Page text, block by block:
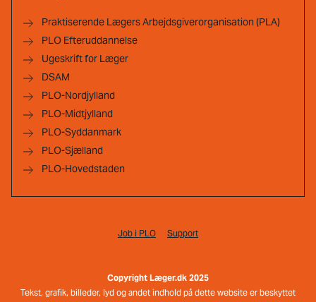
Praktiserende Lægers Arbejdsgiverorganisation (PLA)
PLO Efteruddannelse
Ugeskrift for Læger
DSAM
PLO-Nordjylland
PLO-Midtjylland
PLO-Syddanmark
PLO-Sjælland
PLO-Hovedstaden
Job i PLO Support
Copyright Læger.dk 2025
Tekst, grafik, billeder, lyd og andet indhold på dette website er beskyttet